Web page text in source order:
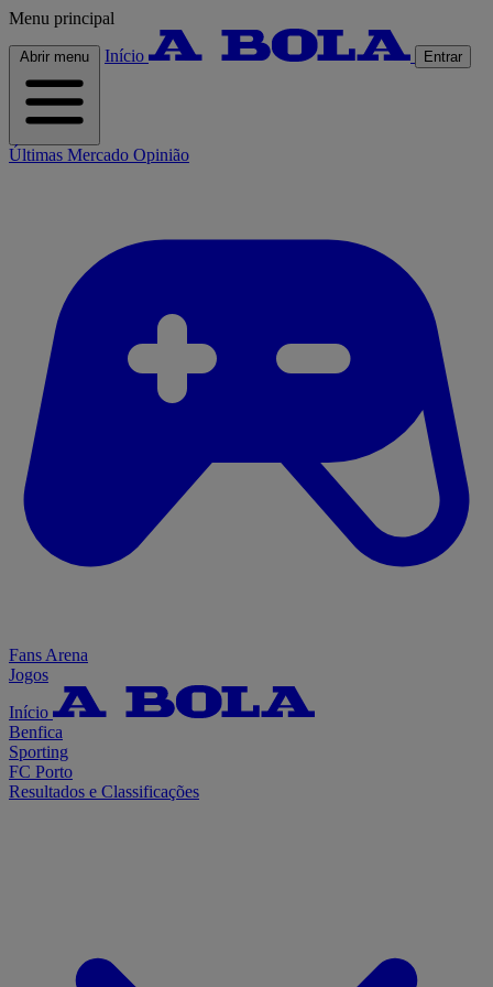
Menu principal
Abrir menu Início Entrar
Últimas Mercado Opinião
Fans Arena
Jogos
Início
Benfica
Sporting
FC Porto
Resultados e Classificações